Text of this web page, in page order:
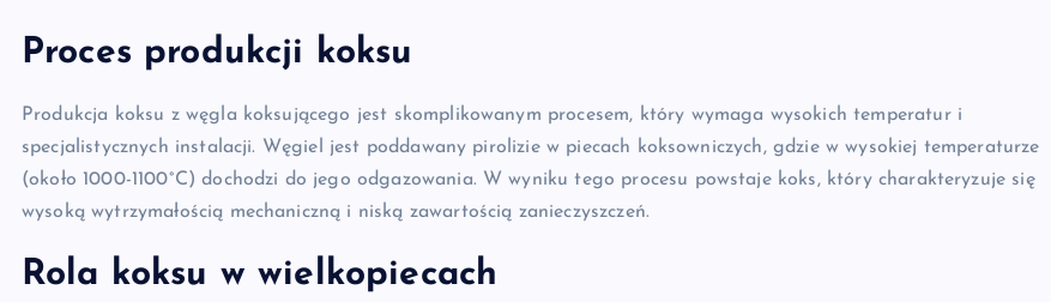
Proces produkcji koksu
Produkcja koksu z węgla koksującego jest skomplikowanym procesem, który wymaga wysokich temperatur i
specjalistycznych instalacji. Węgiel jest poddawany pirolizie w piecach koksowniczych, gdzie w wysokiej temperaturze
(około 1000-1100°C) dochodzi do jego odgazowania. W wyniku tego procesu powstaje koks, który charakteryzuje się
wysoką wytrzymałością mechaniczną i niską zawartością zanieczyszczeń.
Rola koksu w wielkopiecach